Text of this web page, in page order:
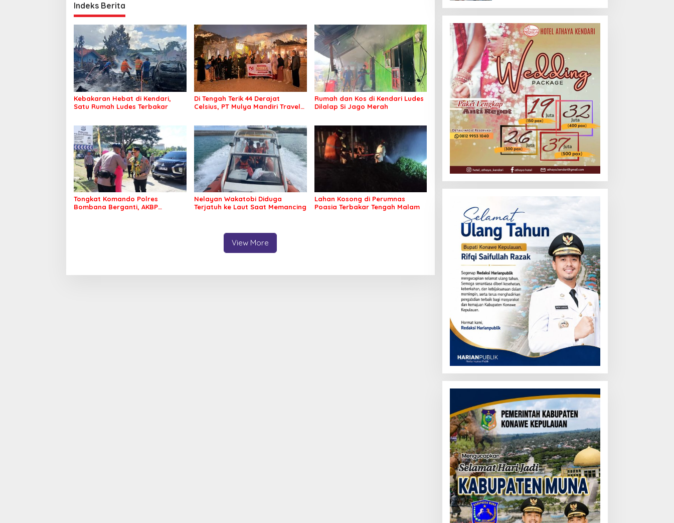
Indeks Berita
Kebakaran Hebat di Kendari,
Satu Rumah Ludes Terbakar
Di Tengah Terik 44 Derajat
Celsius, PT Mulya Mandiri Travel
Rumah dan Kos di Kendari Ludes
Dilalap Si Jago Merah
Tongkat Komando Polres
Bombana Berganti, AKBP
Nelayan Wakatobi Diduga
Terjatuh ke Laut Saat Memancing
Lahan Kosong di Perumnas
Poasia Terbakar Tengah Malam
View More